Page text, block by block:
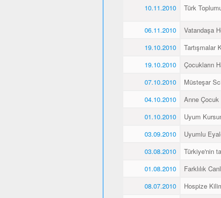
10.11.2010 Türk
06.11.2010
Vatandaşa
19.10.2010
Tartışmalar
19.10.2010
Çocukların
07.10.2010
Müsteşar
04.10.2010
Anne
01.10.2010
Uyum
03.09.2010
Uyumlu
03.08.2010
Türkiye'nin
01.08.2010
Farklılık
08.07.2010
Hospize